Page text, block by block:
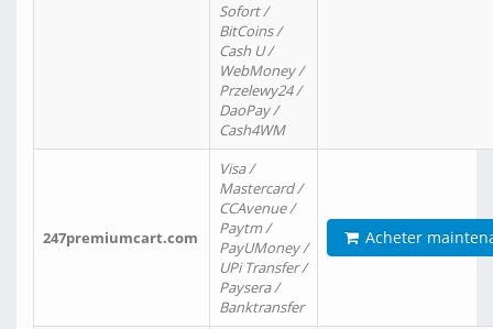
Sofort /
BitCoins /
Cash U /
WebMoney /
Przelewy24 /
DaoPay /
Cash4WM
247premiumcart.com
Visa /
Mastercard /
CCAvenue /
Paytm /
PayUMoney /
UPi Transfer /
Paysera /
Banktransfer
Acheter